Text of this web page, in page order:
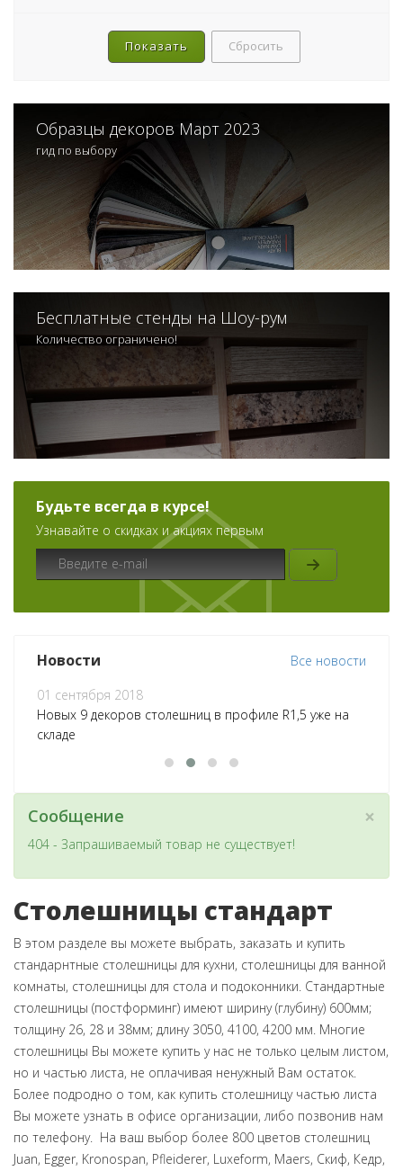
Сбросить
Образцы декоров Март 2023
гид по выбору
Бесплатные стенды на Шоу-рум
Количество ограничено!
Будьте всегда в курсе!
Узнавайте о скидках и акциях первым
Новости
Все новости
01 сентября 2018
Новых 9 декоров столешниц в профиле R1,5 уже на
складе
×
Сообщение
404 - Запрашиваемый товар не существует!
Столешницы стандарт
В этом разделе вы можете выбрать, заказать и купить
стандарнтные столешницы для кухни, столешницы для ванной
комнаты, столешницы для стола и подоконники. Стандартные
столешницы (постформинг) имеют ширину (глубину) 600мм;
толщину 26, 28 и 38мм; длину 3050, 4100, 4200 мм. Многие
столешницы Вы можете купить у нас не только целым листом,
но и частью листа, не оплачивая ненужный Вам остаток.
Более подродно о том, как купить столешницу частью листа
Вы можете узнать в офисе организации, либо позвонив нам
по телефону. На ваш выбор более 800 цветов столешниц
Juan, Egger, Kronospan, Pfleiderer, Luxeform, Maers, Скиф, Кедр,